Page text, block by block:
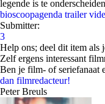
legende is te
bioscoopagenda trailer
Submitter:
3
Help ons; deel dit item als
Zelf ergens interessant
Ben je film- of seriefanaat
dan filmredacteur!
Peter Breuls